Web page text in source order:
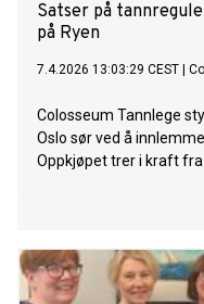
Satser på
på Ryen
7.4.2026 13:03:29 CEST
Colosseum Tannlege
Oslo sør ved å
Oppkjøpet trer i kraft fra